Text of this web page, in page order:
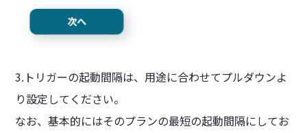
3.トリガーの起動間隔は、用途に合わせてプルダウンよ
り設定してください。
なお、基本的にはそのプランの最短の起動間隔にしてお